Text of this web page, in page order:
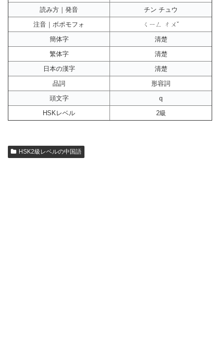
読み方｜発音
チン チュウ
注音｜ボポモフォ
ㄑㄧㄥ ㄔㄨˇ
簡体字
清楚
繁体字
清楚
日本の漢字
清楚
品詞
形容詞
頭文字
q
HSKレベル
2級
HSK2級レベルの中国語